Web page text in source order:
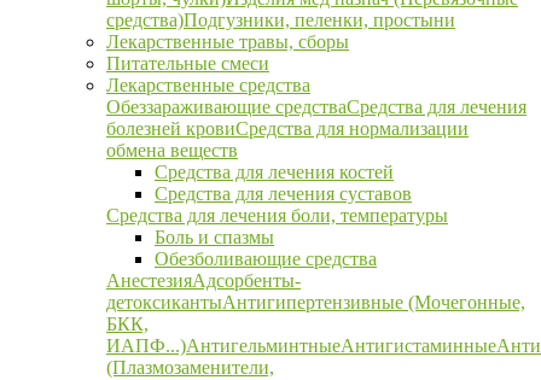
средства)Подгузники, пеленки, простыни
Лекарственные травы, сборы
Питательные смеси
Лекарственные средства
Обеззараживающие средстваСредства для лечения
болезней кровиСредства для нормализации
обмена веществ
Средства для лечения костей
Средства для лечения суставов
Средства для лечения боли, температуры
Боль и спазмы
Обезболивающие средства
АнестезияАдсорбенты-
детоксикантыАнтигипертензивные (Мочегонные,
БКК,
ИАПФ...)АнтигельминтныеАнтигистаминные
(Плазмозаменители,